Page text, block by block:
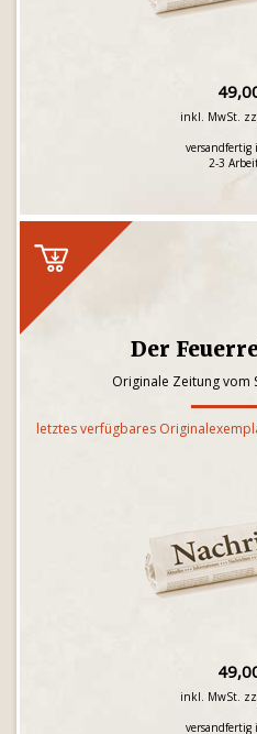
inkl. MwSt.
2-3
Der
Originale Zeitung vom
letztes verfügbares
inkl. MwSt.